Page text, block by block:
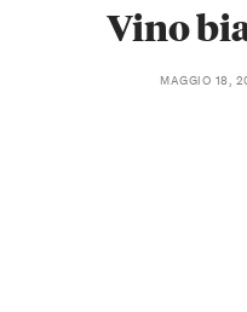
Vino
MAGGIO 18,